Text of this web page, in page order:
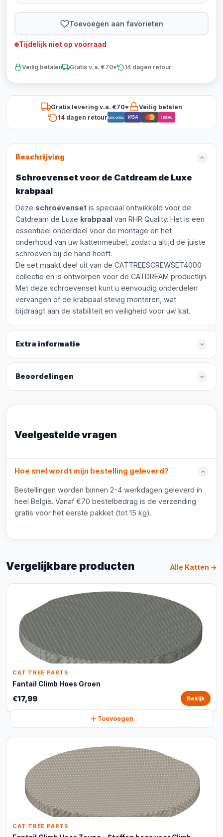
Toevoegen aan favorieten
Tijdelijk niet op voorraad
Veilig betalen Gratis v.a. €70* 14 dagen retour
Gratis levering v.a. €70*
Veilig betalen
14 dagen retourBancontact VISA iDEAL
Beschrijving
Schroevenset voor de Catdream de Luxe
krabpaal
Deze schroevenset is speciaal ontwikkeld voor de
Catdream de Luxe krabpaal van RHR Quality. Het is een
essentieel onderdeel voor de montage en het
onderhoud van uw kattenmeubel, zodat u altijd de juiste
schroeven bij de hand heeft.
De set maakt deel uit van de CATTREESCREWSET4000
collectie en is ontworpen voor de CATDREAM productlijn.
Met deze schroevenset kunt u eenvoudig onderdelen
vervangen of de krabpaal stevig monteren, wat
bijdraagt aan de stabiliteit en veiligheid voor uw kat.
Extra informatie
Beoordelingen
Veelgestelde vragen
Hoe snel wordt mijn bestelling geleverd?
Bestellingen worden binnen 2-4 werkdagen geleverd in
heel België. Vanaf €70 bestelbedrag is de verzending
gratis voor het eerste pakket (tot 15 kg).
Vergelijkbare producten Alle Katten →
CAT TREE PARTS
Fantail Climb Hoes Groen
€17,99 Bekijk
Toevoegen
CAT TREE PARTS